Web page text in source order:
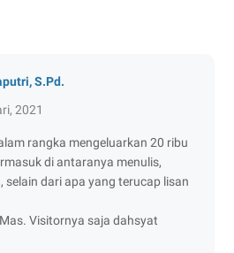
S.Pd.
2021
rangka mengeluarkan 20 ribu
di antaranya menulis,
selain dari apa yang terucap lisan
Visitornya saja dahsyat